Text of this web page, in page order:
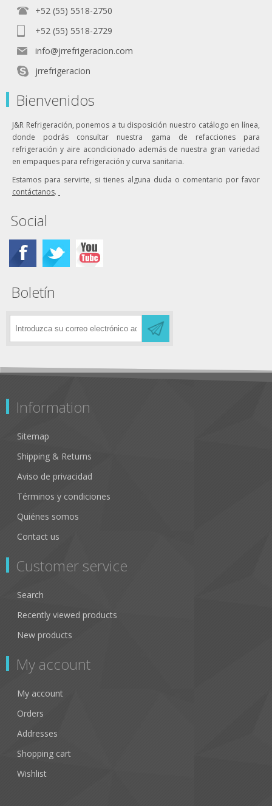
+52 (55) 5518-2750
+52 (55) 5518-2729
info@jrrefrigeracion.com
jrrefrigeracion
Bienvenidos
J&R Refrigeración, ponemos a tu disposición nuestro catálogo en línea,
donde podrás consultar nuestra gama de refacciones para
refrigeración y aire acondicionado además de nuestra gran variedad
en empaques para refrigeración y curva sanitaria.
Estamos para servirte, si tienes alguna duda o comentario por favor
contáctanos.
Social
Boletín
Information
Sitemap
Shipping & Returns
Aviso de privacidad
Términos y condiciones
Quiénes somos
Contact us
Customer service
Search
Recently viewed products
New products
My account
My account
Orders
Addresses
Shopping cart
Wishlist